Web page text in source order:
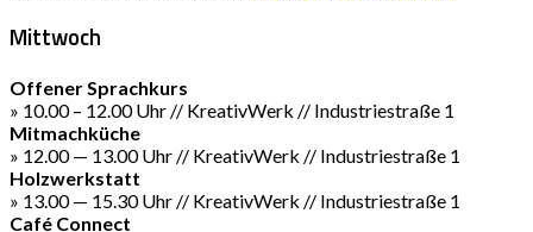
Mittwoch
Offener Sprachkurs
» 10.00 – 12.00 Uhr // KreativWerk // Industriestraße 1
Mitmachküche
» 12.00 — 13.00 Uhr // KreativWerk // Industriestraße 1
Holzwerkstatt
» 13.00 — 15.30 Uhr // KreativWerk // Industriestraße 1
Café Connect